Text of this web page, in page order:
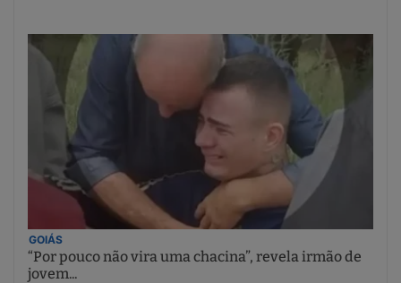
GOIÁS
“Por pouco não vira uma chacina”, revela irmão de
jovem...